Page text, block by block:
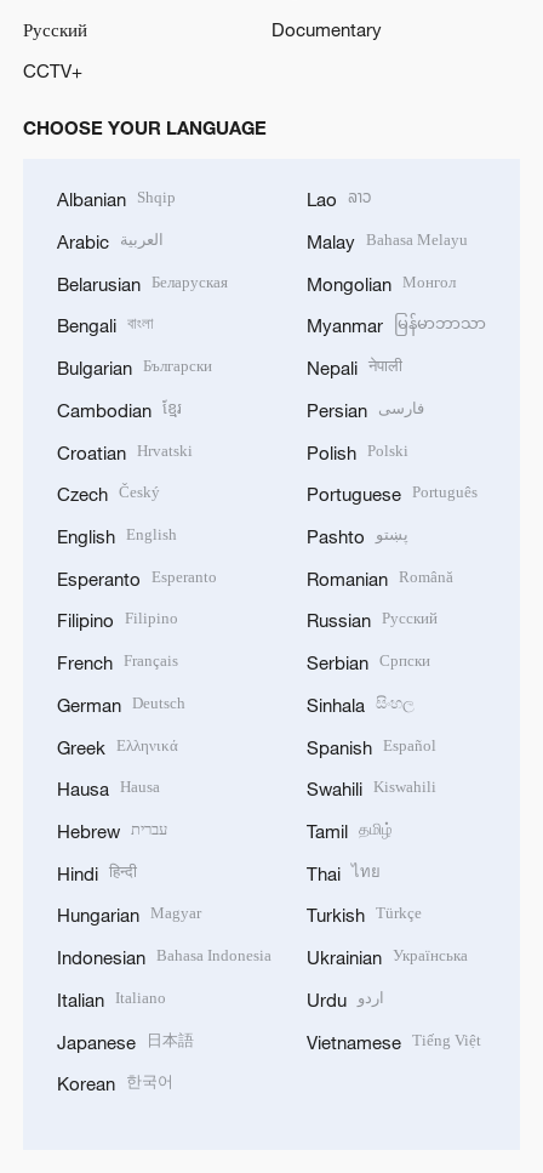
Русский
Documentary
CCTV+
CHOOSE YOUR LANGUAGE
Albanian Shqip
Arabic العربية
Belarusian Беларуская
Bengali বাংলা
Bulgarian Български
Cambodian ខ្មែរ
Croatian Hrvatski
Czech Český
English English
Esperanto Esperanto
Filipino Filipino
French Français
German Deutsch
Greek Ελληνικά
Hausa Hausa
Hebrew עברית
Hindi हिन्दी
Hungarian Magyar
Indonesian Bahasa Indonesia
Italian Italiano
Japanese 日本語
Korean 한국어
Lao ລາວ
Malay Bahasa Melayu
Mongolian Монгол
Myanmar မြန်မာဘာသာ
Nepali नेपाली
Persian فارسی
Polish Polski
Portuguese Português
Pashto پښتو
Romanian Română
Russian Русский
Serbian Српски
Sinhala සිංහල
Spanish Español
Swahili Kiswahili
Tamil தமிழ்
Thai ไทย
Turkish Türkçe
Ukrainian Українська
Urdu اردو
Vietnamese Tiếng Việt